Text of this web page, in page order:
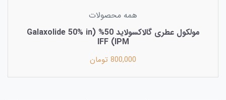
همه محصولات
مولکول عطری گالاکسولاید 50% (Galaxolide 50% in
IPM) IFF
800,000 تومان